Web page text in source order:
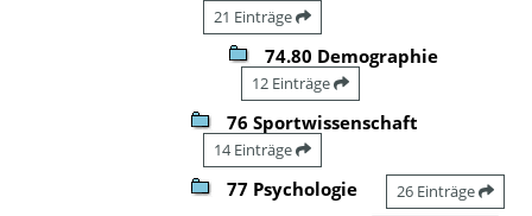
21 Einträge
74.80 Demographie
12 Einträge
76 Sportwissenschaft
14 Einträge
77 Psychologie 26 Einträge